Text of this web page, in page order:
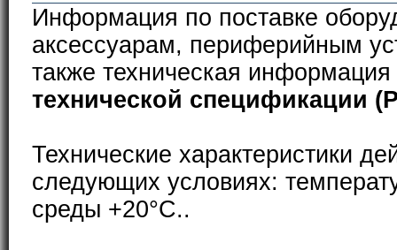
Информация по поставке
аксессуарам, периферийным
также техническая
технической спецификации
Технические характеристики
следующих условиях:
среды +20°С..